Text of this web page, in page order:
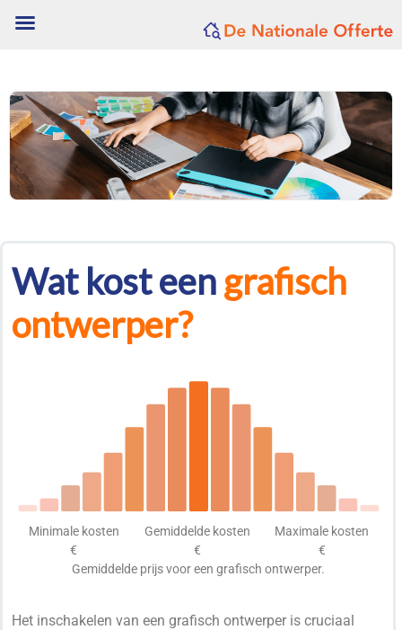
Wat kost eengrafisch
ontwerper?
Minimale kosten
€
Gemiddelde kosten
€
Maximale kosten
€
Gemiddelde prijs voor een grafisch ontwerper.
Het inschakelen van een grafisch ontwerper is cruciaal